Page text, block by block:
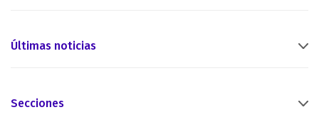
Últimas noticias
Secciones